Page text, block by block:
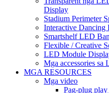
Display
Stadium Perimeter
Interactive
Smartshelf LED
Flexible / Creative
LED Module
Mga accessories sa
MGA RESOURCES
Mga video
Pag-plug